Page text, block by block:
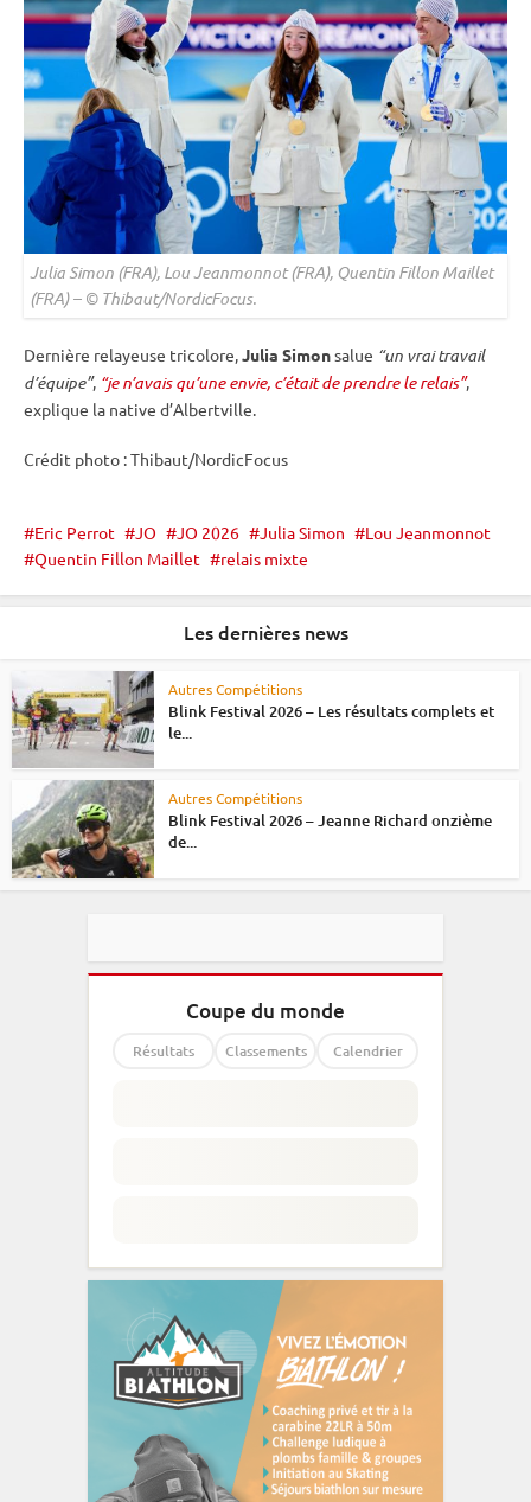
Julia Simon (FRA), Lou Jeanmonnot (FRA), Quentin Fillon Maillet
(FRA) – © Thibaut/NordicFocus.
Dernière relayeuse tricolore,Julia Simonsalue “un vrai travail
d’équipe”, “je n’avais qu’une envie, c’était de prendre le relais”,
explique la native d’Albertville.
Crédit photo : Thibaut/NordicFocus
Eric Perrot JO JO 2026 Julia Simon
Lou Jeanmonnot
Quentin Fillon Maillet
relais mixte
Les dernières news
Autres Compétitions
Blink Festival 2026 – Les résultats complets et
le...
Autres Compétitions
Blink Festival 2026 – Jeanne Richard onzième
de...
Coupe du monde
Résultats Classements Calendrier